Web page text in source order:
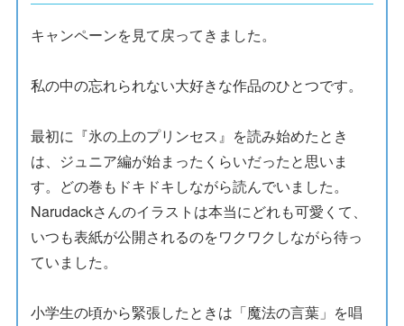
キャンペーンを見て戻ってきました。
私の中の忘れられない大好きな作品のひとつです。
最初に『氷の上のプリンセス』を読み始めたとき
は、ジュニア編が始まったくらいだったと思いま
す。どの巻もドキドキしながら読んでいました。
Narudackさんのイラストは本当にどれも可愛くて、
いつも表紙が公開されるのをワクワクしながら待っ
ていました。
小学生の頃から緊張したときは「魔法の言葉」を唱